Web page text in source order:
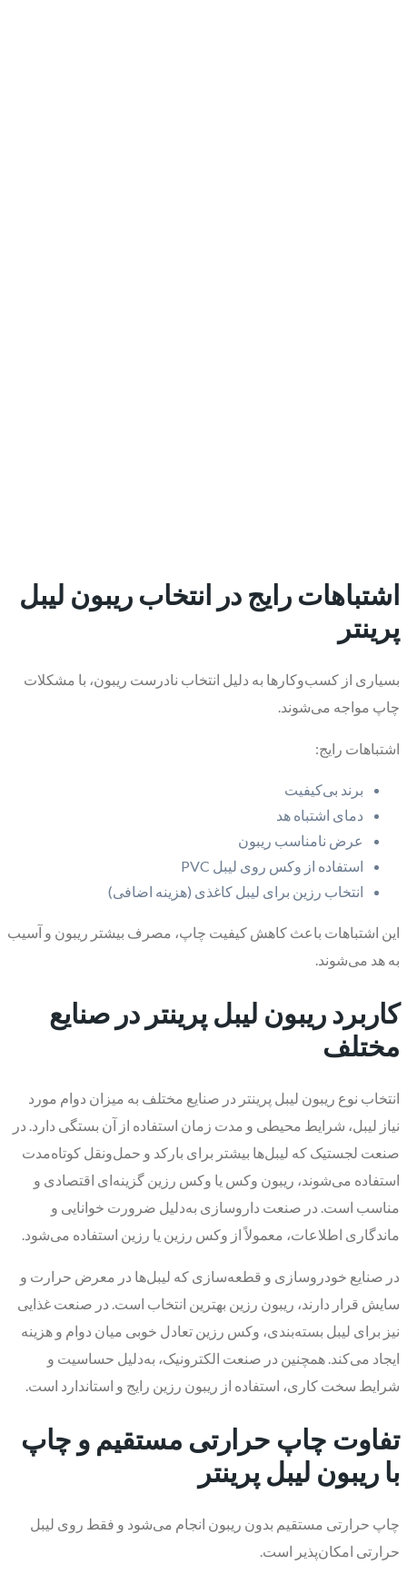
اشتباهات رایج در انتخاب ریبون لیبل
پرینتر
بسیاری از کسب‌وکارها به دلیل انتخاب نادرست ریبون، با مشکلات
چاپ مواجه می‌شوند.
اشتباهات رایج:
برند بی‌کیفیت
دمای اشتباه هد
عرض نامناسب ریبون
استفاده از وکس روی لیبل PVC
انتخاب رزین برای لیبل کاغذی (هزینه اضافی)
این اشتباهات باعث کاهش کیفیت چاپ، مصرف بیشتر ریبون و آسیب
به هد می‌شوند.
کاربرد ریبون لیبل پرینتر در صنایع
مختلف
انتخاب نوع ریبون لیبل پرینتر در صنایع مختلف به میزان دوام مورد
نیاز لیبل، شرایط محیطی و مدت زمان استفاده از آن بستگی دارد. در
صنعت لجستیک که لیبل‌ها بیشتر برای بارکد و حمل‌ونقل کوتاه‌مدت
استفاده می‌شوند، ریبون وکس یا وکس رزین گزینه‌ای اقتصادی و
مناسب است. در صنعت داروسازی به‌دلیل ضرورت خوانایی و
ماندگاری اطلاعات، معمولاً از وکس رزین یا رزین استفاده می‌شود.
در صنایع خودروسازی و قطعه‌سازی که لیبل‌ها در معرض حرارت و
سایش قرار دارند، ریبون رزین بهترین انتخاب است. در صنعت غذایی
نیز برای لیبل بسته‌بندی، وکس رزین تعادل خوبی میان دوام و هزینه
ایجاد می‌کند. همچنین در صنعت الکترونیک، به‌دلیل حساسیت و
شرایط سخت کاری، استفاده از ریبون رزین رایج و استاندارد است.
تفاوت چاپ حرارتی مستقیم و چاپ
با ریبون لیبل پرینتر
چاپ حرارتی مستقیم بدون ریبون انجام می‌شود و فقط روی لیبل
حرارتی امکان‌پذیر است.